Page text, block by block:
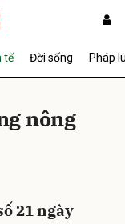
tế Đời sống Pháp
nông
21 ngày